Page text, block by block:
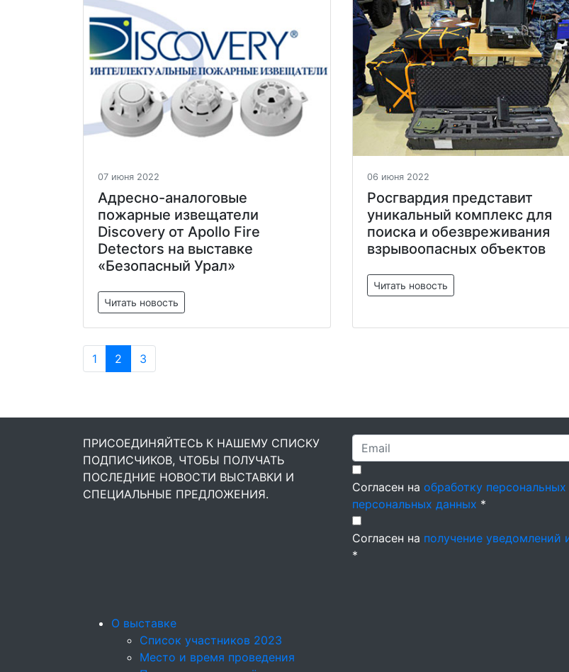
07 июня 2022
Адресно-аналоговые
пожарные извещатели
Discovery от Apollo Fire
Detectors на выставке
«Безопасный Урал»
Читать новость
06 июня 2022
Росгвардия представит
уникальный комплекс для
поиска и обезвреживания
взрывоопасных объектов
Читать новость
1 2 3
ПРИСОЕДИНЯЙТЕСЬ К НАШЕМУ СПИСКУ
ПОДПИСЧИКОВ, ЧТОБЫ ПОЛУЧАТЬ
ПОСЛЕДНИЕ НОВОСТИ ВЫСТАВКИ И
СПЕЦИАЛЬНЫЕ ПРЕДЛОЖЕНИЯ.
Согласен на обработку
персональных данных *
Согласен на получение
*
О выставке
Список участников 2023
Место и время проведения